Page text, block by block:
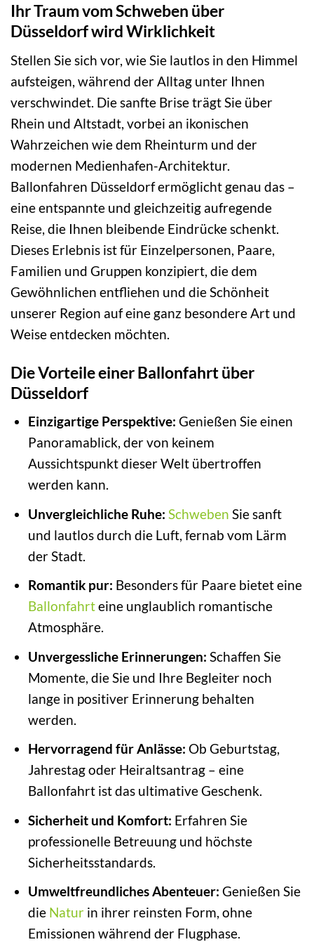
Ihr Traum vom Schweben über
Düsseldorf wird Wirklichkeit
Stellen Sie sich vor, wie Sie lautlos in den Himmel
aufsteigen, während der Alltag unter Ihnen
verschwindet. Die sanfte Brise trägt Sie über
Rhein und Altstadt, vorbei an ikonischen
Wahrzeichen wie dem Rheinturm und der
modernen Medienhafen-Architektur.
Ballonfahren Düsseldorf ermöglicht genau das –
eine entspannte und gleichzeitig aufregende
Reise, die Ihnen bleibende Eindrücke schenkt.
Dieses Erlebnis ist für Einzelpersonen, Paare,
Familien und Gruppen konzipiert, die dem
Gewöhnlichen entfliehen und die Schönheit
unserer Region auf eine ganz besondere Art und
Weise entdecken möchten.
Die Vorteile einer Ballonfahrt über
Düsseldorf
Einzigartige Perspektive: Genießen Sie einen
Panoramablick, der von keinem
Aussichtspunkt dieser Welt übertroffen
werden kann.
Unvergleichliche Ruhe: Schweben Sie sanft
und lautlos durch die Luft, fernab vom Lärm
der Stadt.
Romantik pur: Besonders für Paare bietet eine
Ballonfahrteine unglaublich romantische
Atmosphäre.
Unvergessliche Erinnerungen: Schaffen Sie
Momente, die Sie und Ihre Begleiter noch
lange in positiver Erinnerung behalten
werden.
Hervorragend für Anlässe: Ob Geburtstag,
Jahrestag oder Heiraltsantrag – eine
Ballonfahrt ist das ultimative Geschenk.
Sicherheit und Komfort: Erfahren Sie
professionelle Betreuung und höchste
Sicherheitsstandards.
Umweltfreundliches Abenteuer: Genießen Sie
die Naturin ihrer reinsten Form, ohne
Emissionen während der Flugphase.